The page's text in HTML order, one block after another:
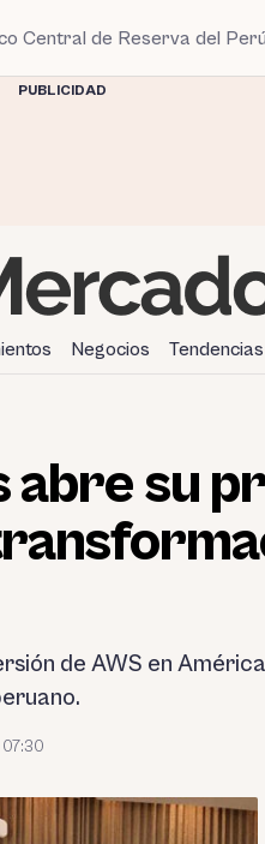
Central de Reserva del
PUBLICIDAD
Negocios Tendencias
su
de AWS en